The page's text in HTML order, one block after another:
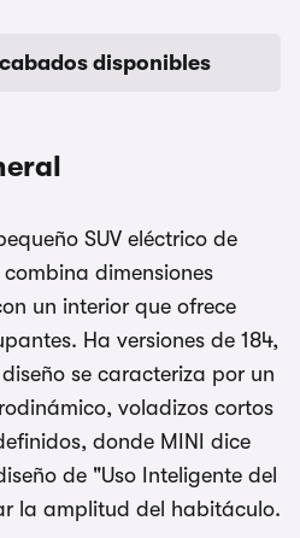
disponibles
SUV eléctrico de
dimensiones
un interior que ofrece
Ha versiones de 184,
se caracteriza por un
voladizos cortos
donde MINI dice
de "Uso Inteligente del
la amplitud del habitáculo.